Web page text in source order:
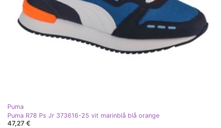
Puma
Puma R78 Ps Jr 373616-25 vit marinblå blå orange
47,27 €